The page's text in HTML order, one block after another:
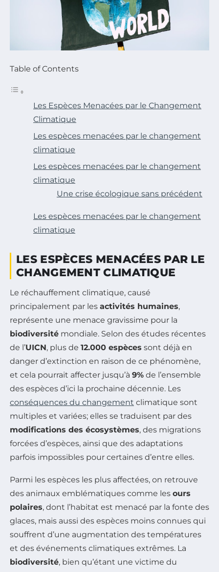
Table of Contents
Les Espèces Menacées par le Changement
Climatique
Les espèces menacées par le changement
climatique
Les espèces menacées par le changement
climatique
Une crise écologique sans précédent
Les espèces menacées par le changement
climatique
LES ESPÈCES MENACÉES PAR LE
CHANGEMENT CLIMATIQUE
Le réchauffement climatique, causé
principalement par les activités humaines,
représente une menace gravissime pour la
biodiversité mondiale. Selon des études récentes
de l’UICN, plus de 12.000 espèces sont déjà en
danger d’extinction en raison de ce phénomène,
et cela pourrait affecter jusqu’à 9% de l’ensemble
des espèces d’ici la prochaine décennie. Les
conséquences du changement climatique sont
multiples et variées; elles se traduisent par des
modifications des écosystèmes, des migrations
forcées d’espèces, ainsi que des adaptations
parfois impossibles pour certaines d’entre elles.
Parmi les espèces les plus affectées, on retrouve
des animaux emblématiques comme les ours
polaires, dont l’habitat est menacé par la fonte des
glaces, mais aussi des espèces moins connues qui
souffrent d’une augmentation des températures
et des événements climatiques extrêmes. La
biodiversité, bien qu’étant une victime du